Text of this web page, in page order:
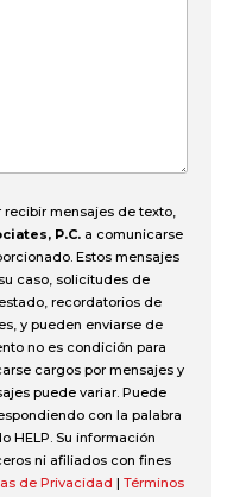
mensajes de texto,
P.C. a comunicarse
Estos mensajes
caso, solicitudes de
recordatorios de
y pueden enviarse de
no es condición para
cargos por mensajes y
puede variar. Puede
con la palabra
HELP. Su información
ni afiliados con fines
de Privacidad | Términos